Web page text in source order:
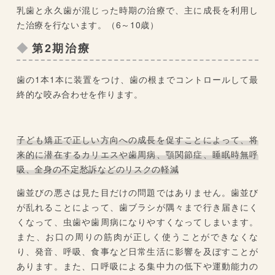
乳歯と永久歯が混じった時期の治療で、主に成長を利用し
た治療を行ないます。（6～10歳）
第2期治療
歯の1本1本に装置をつけ、歯の根までコントロールして最
終的な咬み合わせを作ります。
子ども矯正で正しい方向への成長を促すことによって、将
来的に潜在するカリエスや歯周病、顎関節症、睡眠時無呼
吸、全身の不定愁訴などのリスクの軽減
歯並びの悪さは見た目だけの問題ではありません。歯並び
が乱れることによって、歯ブラシが隅々まで行き届きにく
くなって、虫歯や歯周病になりやすくなってしまいます。
また、お口の周りの筋肉が正しく使うことができなくな
り、発音、呼吸、食事など日常生活に影響を及ぼすことが
あります。また、口呼吸による集中力の低下や運動能力の